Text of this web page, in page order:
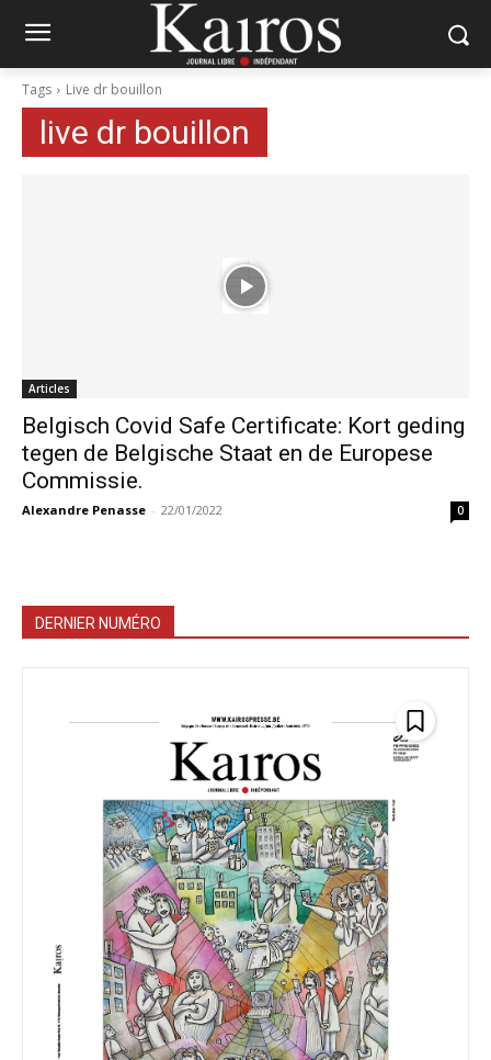
Tags Live dr bouillon
live dr bouillon
Articles
Belgisch Covid Safe Certificate: Kort geding
tegen de Belgische Staat en de Europese
Commissie.
Alexandre Penasse - 22/01/2022 0
DERNIER NUMÉRO